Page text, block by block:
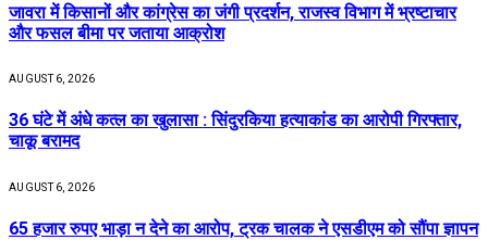
जावरा में किसानों और कांग्रेस का जंगी प्रदर्शन, राजस्व विभाग में भ्रष्टाचार
और फसल बीमा पर जताया आक्रोश
AUGUST 6, 2026
36 घंटे में अंधे कत्ल का खुलासा : सिंदुरकिया हत्याकांड का आरोपी गिरफ्तार,
चाकू बरामद
AUGUST 6, 2026
65 हजार रुपए भाड़ा न देने का आरोप, ट्रक चालक ने एसडीएम को सौंपा ज्ञापन